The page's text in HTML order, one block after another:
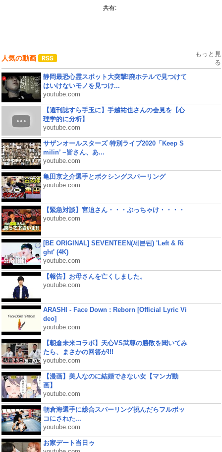
共有:
人気の動画
もっと見
る
静岡最恐心霊スポット大突撃!廃ホテルで見つけて
はいけないモノを見つけ...
youtube.com
【週刊誌すら手玉に】手越祐也さんの会見を【心
理学的に分析】
youtube.com
サザンオールスターズ 特別ライブ2020「Keep S
milin’ ~皆さん、あ...
youtube.com
亀田京之介選手とボクシングスパーリング
youtube.com
【緊急対談】宮迫さん・・・ぶっちゃけ・・・・
youtube.com
[BE ORIGINAL] SEVENTEEN(세븐틴) 'Left & Ri
ght' (4K)
youtube.com
【報告】お母さんを亡くしました。
youtube.com
ARASHI - Face Down : Reborn [Official Lyric Vi
deo]
youtube.com
【朝倉未来コラボ】天心VS武尊の勝敗を聞いてみ
たら、まさかの回答が!!!
youtube.com
【漫画】美人なのに結婚できない女【マンガ動
画】
youtube.com
朝倉海選手に総合スパーリング挑んだらフルボッ
コにされた...
youtube.com
お家デート当日ゥ